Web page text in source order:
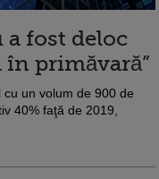
a fost deloc
în primăvară”
un volum de 900 de
40% faţă de 2019,